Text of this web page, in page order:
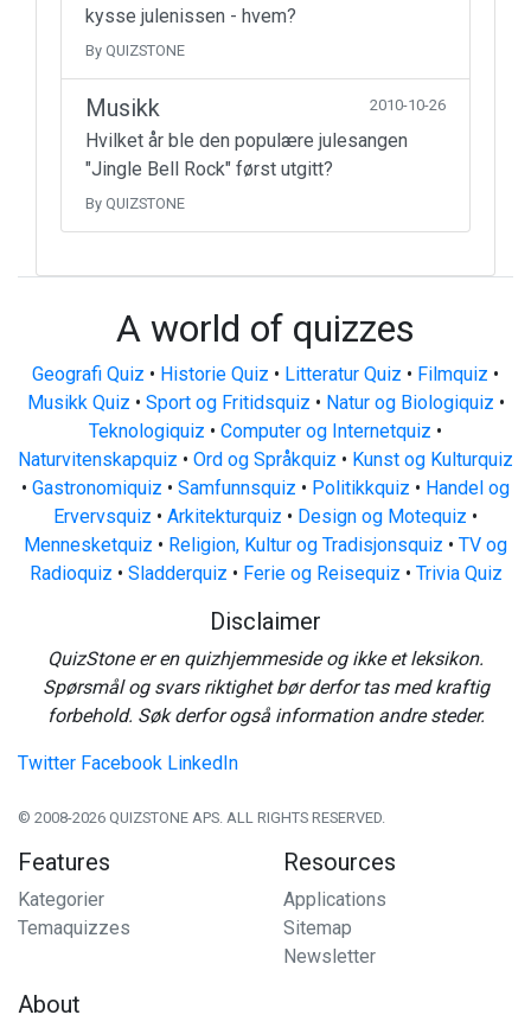
kysse julenissen - hvem?
By QUIZSTONE
Musikk 2010-10-26
Hvilket år ble den populære julesangen
"Jingle Bell Rock" først utgitt?
By QUIZSTONE
A world of quizzes
Geografi Quiz • Historie Quiz • Litteratur Quiz • Filmquiz •
Musikk Quiz • Sport og Fritidsquiz • Natur og Biologiquiz •
Teknologiquiz • Computer og Internetquiz •
Naturvitenskapquiz • Ord og Språkquiz • Kunst og Kulturquiz
• Gastronomiquiz • Samfunnsquiz • Politikkquiz • Handel og
Ervervsquiz • Arkitekturquiz • Design og Motequiz •
Mennesketquiz • Religion, Kultur og Tradisjonsquiz • TV og
Radioquiz • Sladderquiz • Ferie og Reisequiz • Trivia Quiz
Disclaimer
QuizStone er en quizhjemmeside og ikke et leksikon.
Spørsmål og svars riktighet bør derfor tas med kraftig
forbehold. Søk derfor også information andre steder.
Twitter Facebook LinkedIn
© 2008-2026 QUIZSTONE APS. ALL RIGHTS RESERVED.
Features
Kategorier
Temaquizzes
Resources
Applications
Sitemap
Newsletter
About